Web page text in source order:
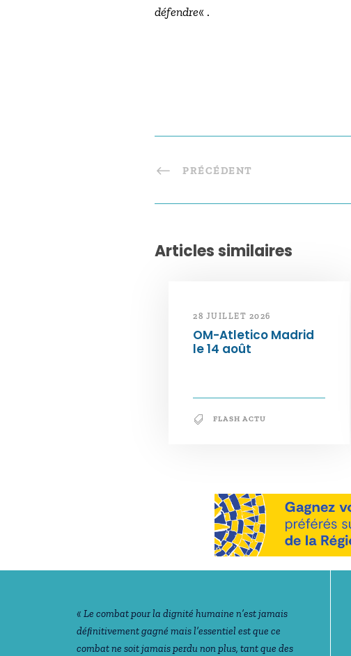
défendre« .
PRÉCÉDENT
Articles similaires
28 JUILLET 2026
OM-Atletico Madrid
le 14 août
FLASH ACTU
Notre philosophie
« Le combat pour la dignité humaine n’est jamais
déﬁnitivement gagné mais l’essentiel est que ce
combat ne soit jamais perdu non plus, tant que des